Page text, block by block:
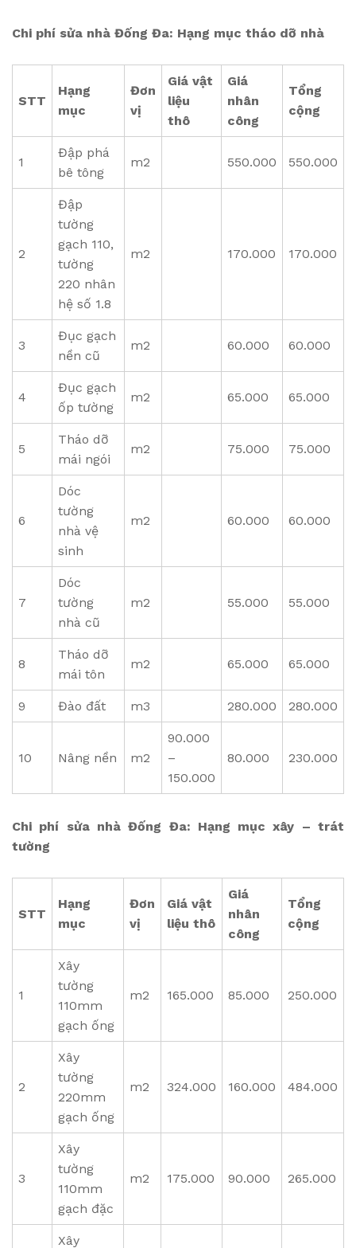
Chi phí sửa nhà Đống Đa: Hạng mục tháo dỡ nhà
STT
Hạng
mục
Đơn
vị
Giá vật
liệu
thô
Giá
nhân
công
Tổng
cộng
1
Đập phá
bê tông
m2 550.000 550.000
2
Đập
tường
gạch 110,
tường
220 nhân
hệ số 1.8
m2 170.000 170.000
3
Đục gạch
nền cũ
m2 60.000 60.000
4
Đục gạch
ốp tường
m2 65.000 65.000
5
Tháo dỡ
mái ngói
m2 75.000 75.000
6
Dóc
tường
nhà vệ
sinh
m2 60.000 60.000
7
Dóc
tường
nhà cũ
m2 55.000 55.000
8
Tháo dỡ
mái tôn
m2 65.000 65.000
9 Đào đất m3 280.000 280.000
10 Nâng nền m2
90.000
–
150.000
80.000 230.000
Chi phí sửa nhà Đống Đa: Hạng mục xây – trát
tường
STT
Hạng
mục
Đơn
vị
Giá vật
liệu thô
Giá
nhân
công
Tổng
cộng
1
Xây
tường
110mm
gạch ống
m2 165.000 85.000 250.000
2
Xây
tường
220mm
gạch ống
m2 324.000 160.000 484.000
3
Xây
tường
110mm
gạch đặc
m2 175.000 90.000 265.000
Xây